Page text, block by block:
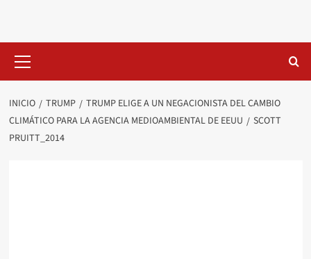
contenido
primario
INICIO TRUMP
TRUMP ELIGE A UN NEGACIONISTA DEL CAMBIO
CLIMÁTICO PARA LA AGENCIA MEDIOAMBIENTAL DE EEUU
SCOTT
PRUITT_2014